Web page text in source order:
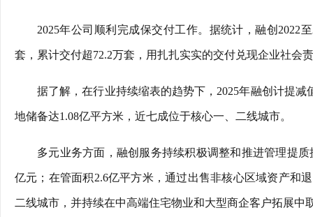
2025年公司顺利完成保交付工作。据统计，融创2022
套，累计交付超72.2万套，用扎扎实实的交付兑现企业社会
据了解，在行业持续缩表的趋势下，2025年融创计提
地储备达1.08亿平方米，近七成位于核心一、二线城市。
多元业务方面，融创服务持续积极调整和推进管理提
亿元；在管面积2.6亿平方米，通过出售非核心区域资产和
二线城市，并持续在中高端住宅物业和大型商企客户拓展中